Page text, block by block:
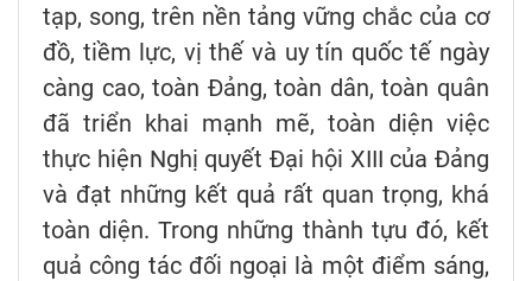
tạp, song, trên nền tảng vững chắc của cơ
đồ, tiềm lực, vị thế và uy tín quốc tế ngày
càng cao, toàn Đảng, toàn dân, toàn quân
đã triển khai mạnh mẽ, toàn diện việc
thực hiện Nghị quyết Đại hội XIII của Đảng
và đạt những kết quả rất quan trọng, khá
toàn diện. Trong những thành tựu đó, kết
quả công tác đối ngoại là một điểm sáng,